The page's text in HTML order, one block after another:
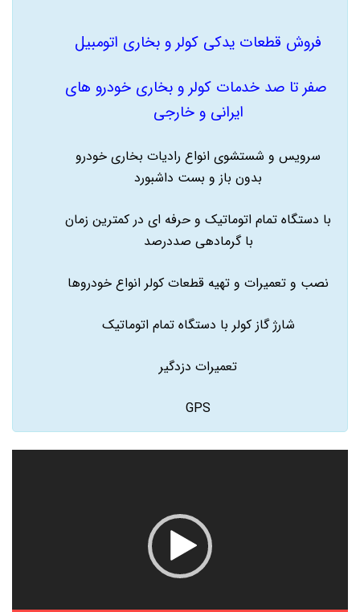
فروش قطعات یدکی کولر و بخاری اتومبیل
صفر تا صد خدمات کولر و بخاری خودرو های
ایرانی و خارجی
سرویس و شستشوی انواع رادیات بخاری خودرو
بدون باز و بست داشبورد
با دستگاه تمام اتوماتیک و حرفه ای در کمترین زمان
با گرمادهی صددرصد
نصب و تعمیرات و تهیه قطعات کولر انواع خودروها
شارژ گاز کولر با دستگاه تمام اتوماتیک
تعمیرات دزدگیر
GPS